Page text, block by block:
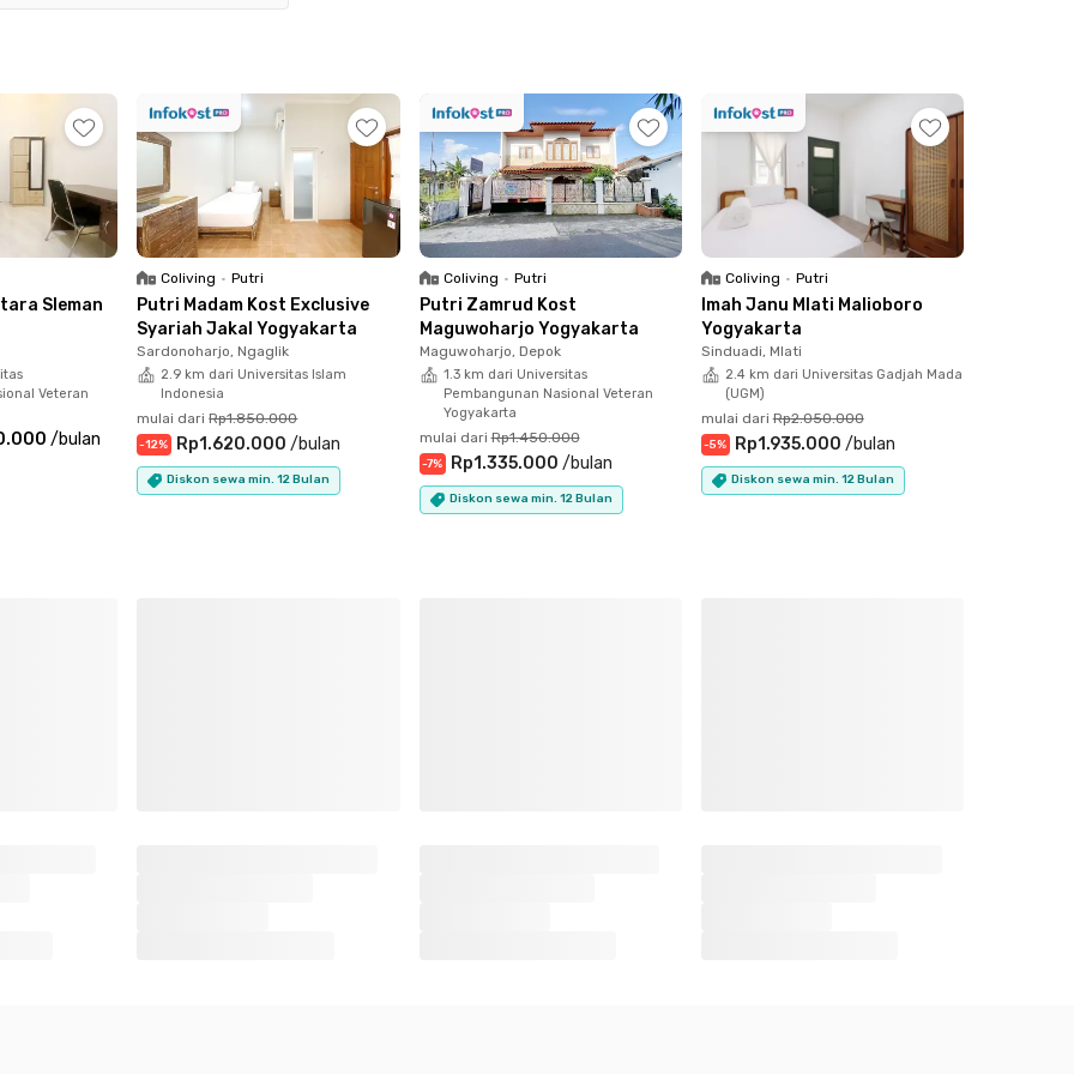
kan?
pilihan untuk mengisi perut, mulai dari
Express, sampai Kopi Klotok Seturan.
kamar berfurnitur lengkap dengan AC, TV,
water heater. Ada juga fasilitas parkir yang
pribadi.
kehabisan!
Sleman
Veteran
/bulan
Coliving • Putri
Putri Madam Kost Exclusive
Syariah Jakal Yogyakarta
Sardonoharjo, Ngaglik
2.9 km dari Universitas Islam
Indonesia
mulai dari Rp1.850.000
-12% Rp1.620.000 /bulan
Diskon sewa min. 12 Bulan
Coliving • Putri
Putri Zamrud Kost
Maguwoharjo Yogyakarta
Maguwoharjo, Depok
1.3 km dari Universitas
Pembangunan Nasional Veteran
Yogyakarta
mulai dari Rp1.450.000
-7% Rp1.335.000 /bulan
Diskon sewa min. 12 Bulan
Coliving • Putri
Imah Janu Mlati Malioboro
Yogyakarta
Sinduadi, Mlati
2.4 km dari Universitas Gadjah Mada
(UGM)
mulai dari Rp2.050.000
-5% Rp1.935.000 /bulan
Diskon sewa min. 12 Bulan